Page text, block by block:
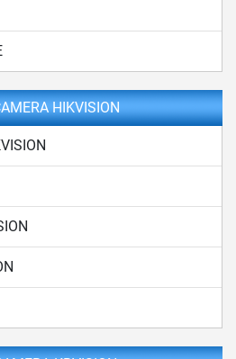
HIKVISION